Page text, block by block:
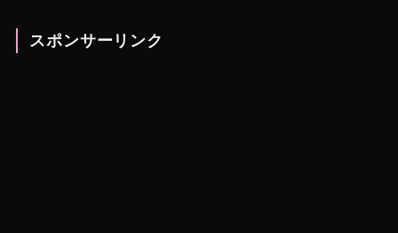
スポンサーリンク